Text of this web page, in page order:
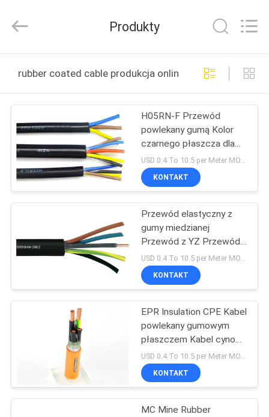
PRODUKTY
FILMY
POKAZ
VR
NAS
WYCIECZKA
FABRYCE
KONTROLA
JAKOŚCI
Cable
(Group)
All
Produkty
rubber coated cable produkcja online
H05RN-F Przewód
powlekany gumą Kolor
czarnego płaszcza dla
tłustej kwasowej
środowiska alkalicznego
USD 0.4 To 10.5 per Meter MOQ:1000m
KONTAKT
Przewód elastyczny z
gumy miedzianej
Przewód z YZ Przewód
z gumy powlekanej
H03RN-F
KONTAKT
EPR Insulation CPE Kabel
powlekany gumowym
płaszczem Kabel cynowy
z drutem miedzianym
KONTAKT
MC Mine Rubber